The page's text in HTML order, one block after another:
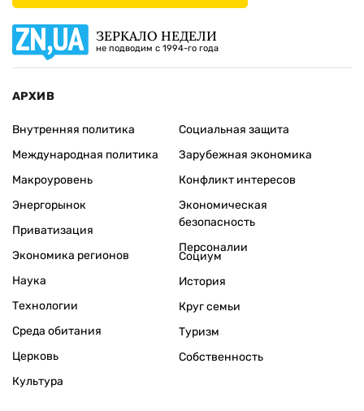
ЗЕРКАЛО НЕДЕЛИ
не подводим с 1994-го года
АРХИВ
Внутренняя политика
Международная политика
Макроуровень
Энергорынок
Приватизация
Экономика регионов
Социальная защита
Зарубежная экономика
Конфликт интересов
Экономическая
безопасность
Персоналии
Наука
Технологии
Среда обитания
Церковь
Культура
Социум
История
Круг семьи
Туризм
Собственность